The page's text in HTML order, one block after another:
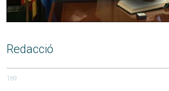
Redacció
169